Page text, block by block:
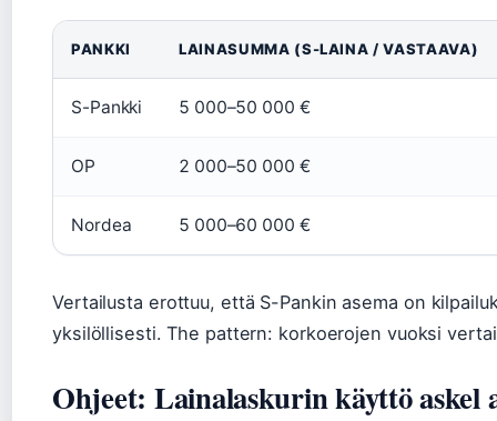
PANKKI LAINASUMMA (S-LAINA / VASTAAVA)
S-Pankki 5 000–50 000 €
OP 2 000–50 000 €
Nordea 5 000–60 000 €
Vertailusta erottuu, että S-Pankin asema on
yksilöllisesti. The pattern: korkoerojen vuoksi
Ohjeet: Lainalaskurin käyttö askel